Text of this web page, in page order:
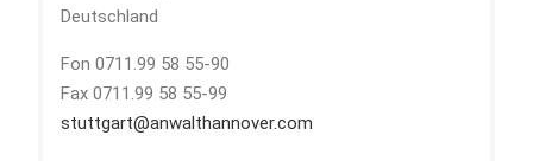
Deutschland
Fon 0711.99 58 55-90
Fax 0711.99 58 55-99
stuttgart@anwalthannover.com